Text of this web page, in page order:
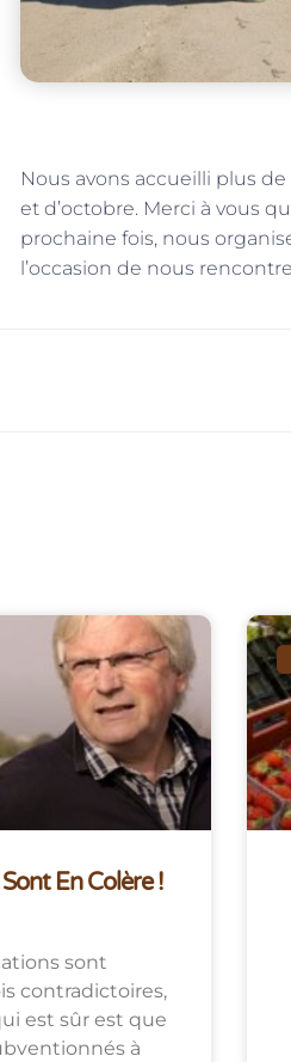
Nous avons accueilli plus
et d’octobre. Merci à vous
prochaine fois, nous
l’occasion de nous
En Colère !
sont
contradictoires,
est sûr est que
à